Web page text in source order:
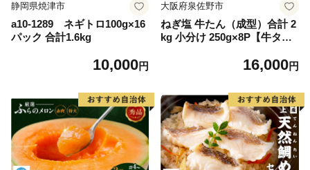
静岡県焼津市
a10-1289 ネギトロ100g×16
パック 合計1.6kg
10,000円
大阪府泉佐野市
ねぎ塩 牛たん（成型）合計 2
kg 小分け 250g×8P【牛タン
16,000円